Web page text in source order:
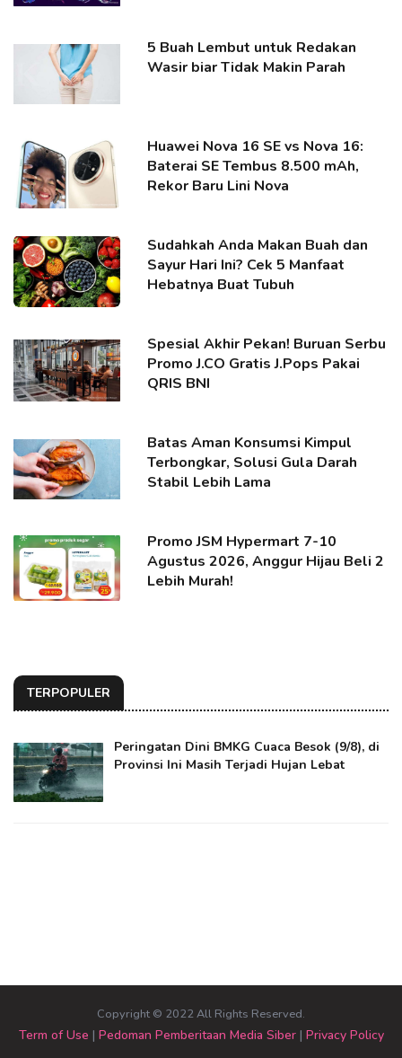
5 Buah Lembut untuk Redakan
Wasir biar Tidak Makin Parah
Huawei Nova 16 SE vs Nova 16:
Baterai SE Tembus 8.500 mAh,
Rekor Baru Lini Nova
Sudahkah Anda Makan Buah dan
Sayur Hari Ini? Cek 5 Manfaat
Hebatnya Buat Tubuh
Spesial Akhir Pekan! Buruan Serbu
Promo J.CO Gratis J.Pops Pakai
QRIS BNI
Batas Aman Konsumsi Kimpul
Terbongkar, Solusi Gula Darah
Stabil Lebih Lama
Promo JSM Hypermart 7-10
Agustus 2026, Anggur Hijau Beli 2
Lebih Murah!
TERPOPULER
Peringatan Dini BMKG Cuaca Besok (9/8), di
Provinsi Ini Masih Terjadi Hujan Lebat
Copyright © 2022 All Rights Reserved.
Term of Use | Pedoman Pemberitaan Media Siber| Privacy Policy